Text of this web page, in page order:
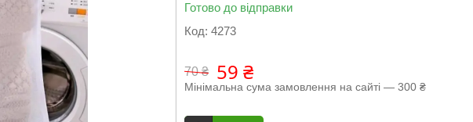
Готово до відправки
Код: 4273
70 ₴ 59 ₴
Мінімальна сума замовлення на сайті — 300 ₴